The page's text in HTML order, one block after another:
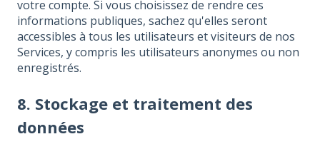
votre compte. Si vous choisissez de rendre ces
informations publiques, sachez qu'elles seront
accessibles à tous les utilisateurs et visiteurs de nos
Services, y compris les utilisateurs anonymes ou non
enregistrés.
8. Stockage et traitement des
données